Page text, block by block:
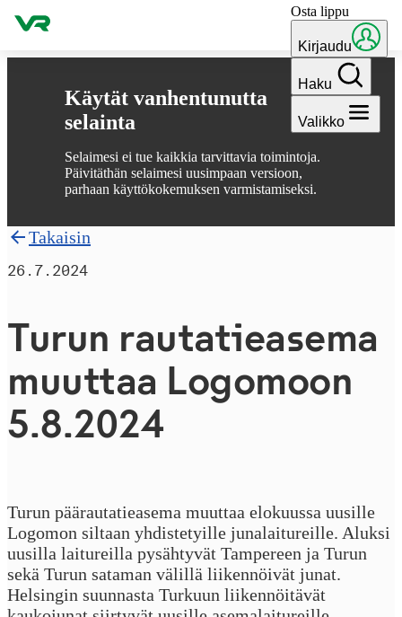
Käytät vanhentunutta
selainta
Selaimesi ei tue kaikkia tarvittavia toimintoja.
Päivitäthän selaimesi uusimpaan versioon,
parhaan käyttökokemuksen varmistamiseksi.
Hyppää sisältöön Osta lippu
Kirjaudu
Haku
Valikko
Takaisin
26.7.2024
Turun rau­ta­tie­a­se­ma
muuttaa Logomoon
5.8.2024
Turun päärautatieasema muuttaa elokuussa uusille
Logomon siltaan yhdistetyille junalaitureille. Aluksi
uusilla laitureilla pysähtyvät Tampereen ja Turun
sekä Turun sataman välillä liikennöivät junat.
Helsingin suunnasta Turkuun liikennöitävät